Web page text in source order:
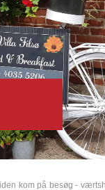
kom på besøg -